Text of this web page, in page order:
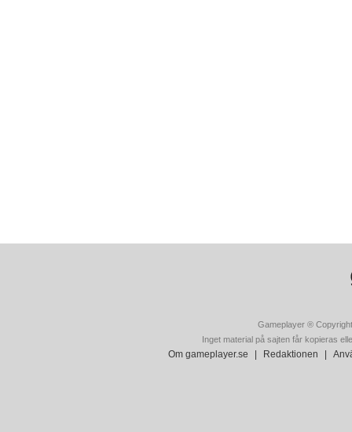
Gameplayer ®
Inget material på sajten får kopieras
Om gameplayer.se Redaktionen